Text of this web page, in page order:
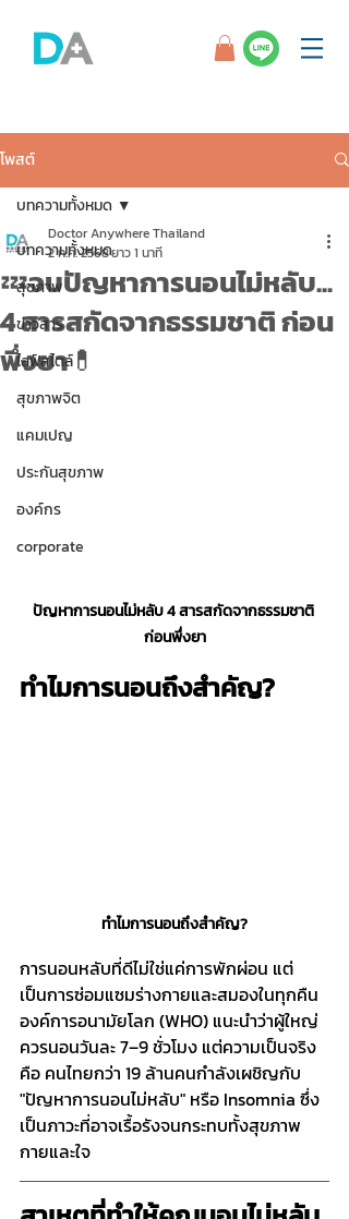
โพสต์
บทความทั้งหมด
สุขภาพ
ข่าวสาร
ไลฟ์สไตล์
สุขภาพจิต
แคมเปญ
ประกันสุขภาพ
องค์กร
corporate
บทความทั้งหมด
💤จบปัญหาการนอนไม่หลับ...
4 สารสกัดจากธรรมชาติ ก่อน
พึ่งยา💊
Doctor Anywhere Thailand
2 ก.ค. 2568ยาว 1 นาที
ปัญหาการนอนไม่หลับ 4 สารสกัดจากธรรมชาติ
ก่อนพึ่งยา
ทำไมการนอนถึงสำคัญ?
ทำไมการนอนถึงสำคัญ?
การนอนหลับที่ดีไม่ใช่แค่การพักผ่อน แต่
เป็นการซ่อมแซมร่างกายและสมองในทุกคืน
องค์การอนามัยโลก (WHO) แนะนำว่าผู้ใหญ่
ควรนอนวันละ 7–9 ชั่วโมง แต่ความเป็นจริง
คือ คนไทยกว่า 19 ล้านคนกำลังเผชิญกับ
"ปัญหาการนอนไม่หลับ" หรือ Insomnia ซึ่ง
เป็นภาวะที่อาจเรื้อรังจนกระทบทั้งสุขภาพ
กายและใจ